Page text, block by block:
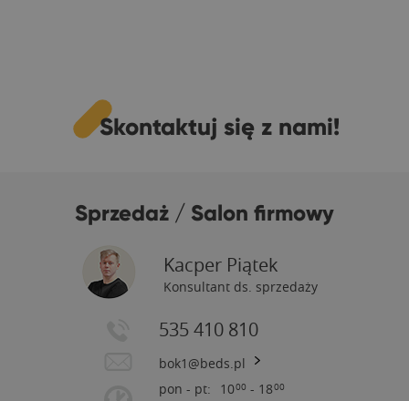
Skontaktuj się z nami!
Sprzedaż / Salon firmowy
Kacper Piątek
Konsultant ds. sprzedaży
535 410 810
bok1@beds.pl
pon - pt:
1000 - 1800